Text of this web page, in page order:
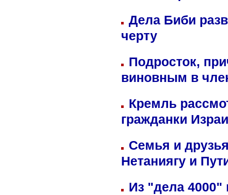
Дела Биби
черту
Подросток,
виновным в
Кремль
гражданки
Семья и
Нетаниягу и
Из "дела 4000"